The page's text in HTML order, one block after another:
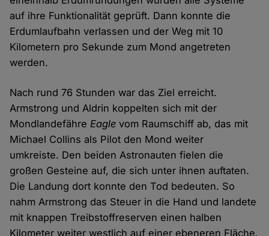
auf ihre Funktionalität geprüft. Dann konnte die
Erdumlaufbahn verlassen und der Weg mit 10
Kilometern pro Sekunde zum Mond angetreten
werden.
Nach rund 76 Stunden war das Ziel erreicht.
Armstrong und Aldrin koppelten sich mit der
MondlandefähreEaglevom Raumschiff ab, das mit
Michael Collins als Pilot den Mond weiter
umkreiste. Den beiden Astronauten fielen die
großen Gesteine auf, die sich unter ihnen auftaten.
Die Landung dort konnte den Tod bedeuten. So
nahm Armstrong das Steuer in die Hand und landete
mit knappen Treibstoffreserven einen halben
Kilometer weiter westlich auf einer ebeneren Fläche.